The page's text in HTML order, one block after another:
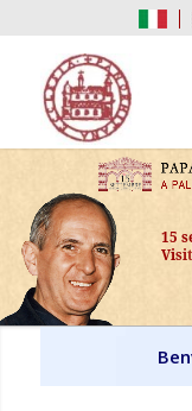
Visit
15 s